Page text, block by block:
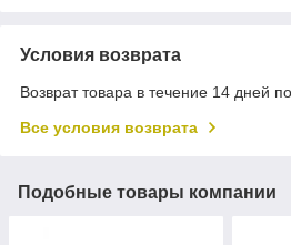
Условия возврата
Возврат товара в течение 14 дней
Все условия возврата
Подобные товары компании